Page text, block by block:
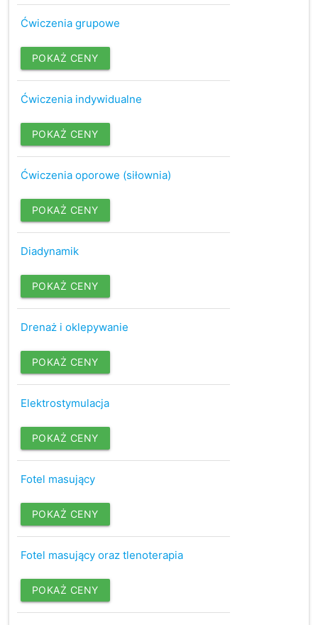
Ćwiczenia grupowe
POKAŻ CENY
Ćwiczenia indywidualne
POKAŻ CENY
Ćwiczenia oporowe (siłownia)
POKAŻ CENY
Diadynamik
POKAŻ CENY
Drenaż i oklepywanie
POKAŻ CENY
Elektrostymulacja
POKAŻ CENY
Fotel masujący
POKAŻ CENY
Fotel masujący oraz tlenoterapia
POKAŻ CENY